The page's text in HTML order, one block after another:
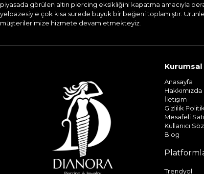
piyasada görülen altın piercing eksikliğini kapatma amacıyla
yelpazesiyle çok kısa sürede büyük bir beğeni toplamıştır.
müşterilerimize hizmete devam etmekteyiz.​
Kurumsal
Anasayfa
Hakkımızda
İletişim
Gizlilik
Mesafeli
Kullanıcı
Blog
Trendyol